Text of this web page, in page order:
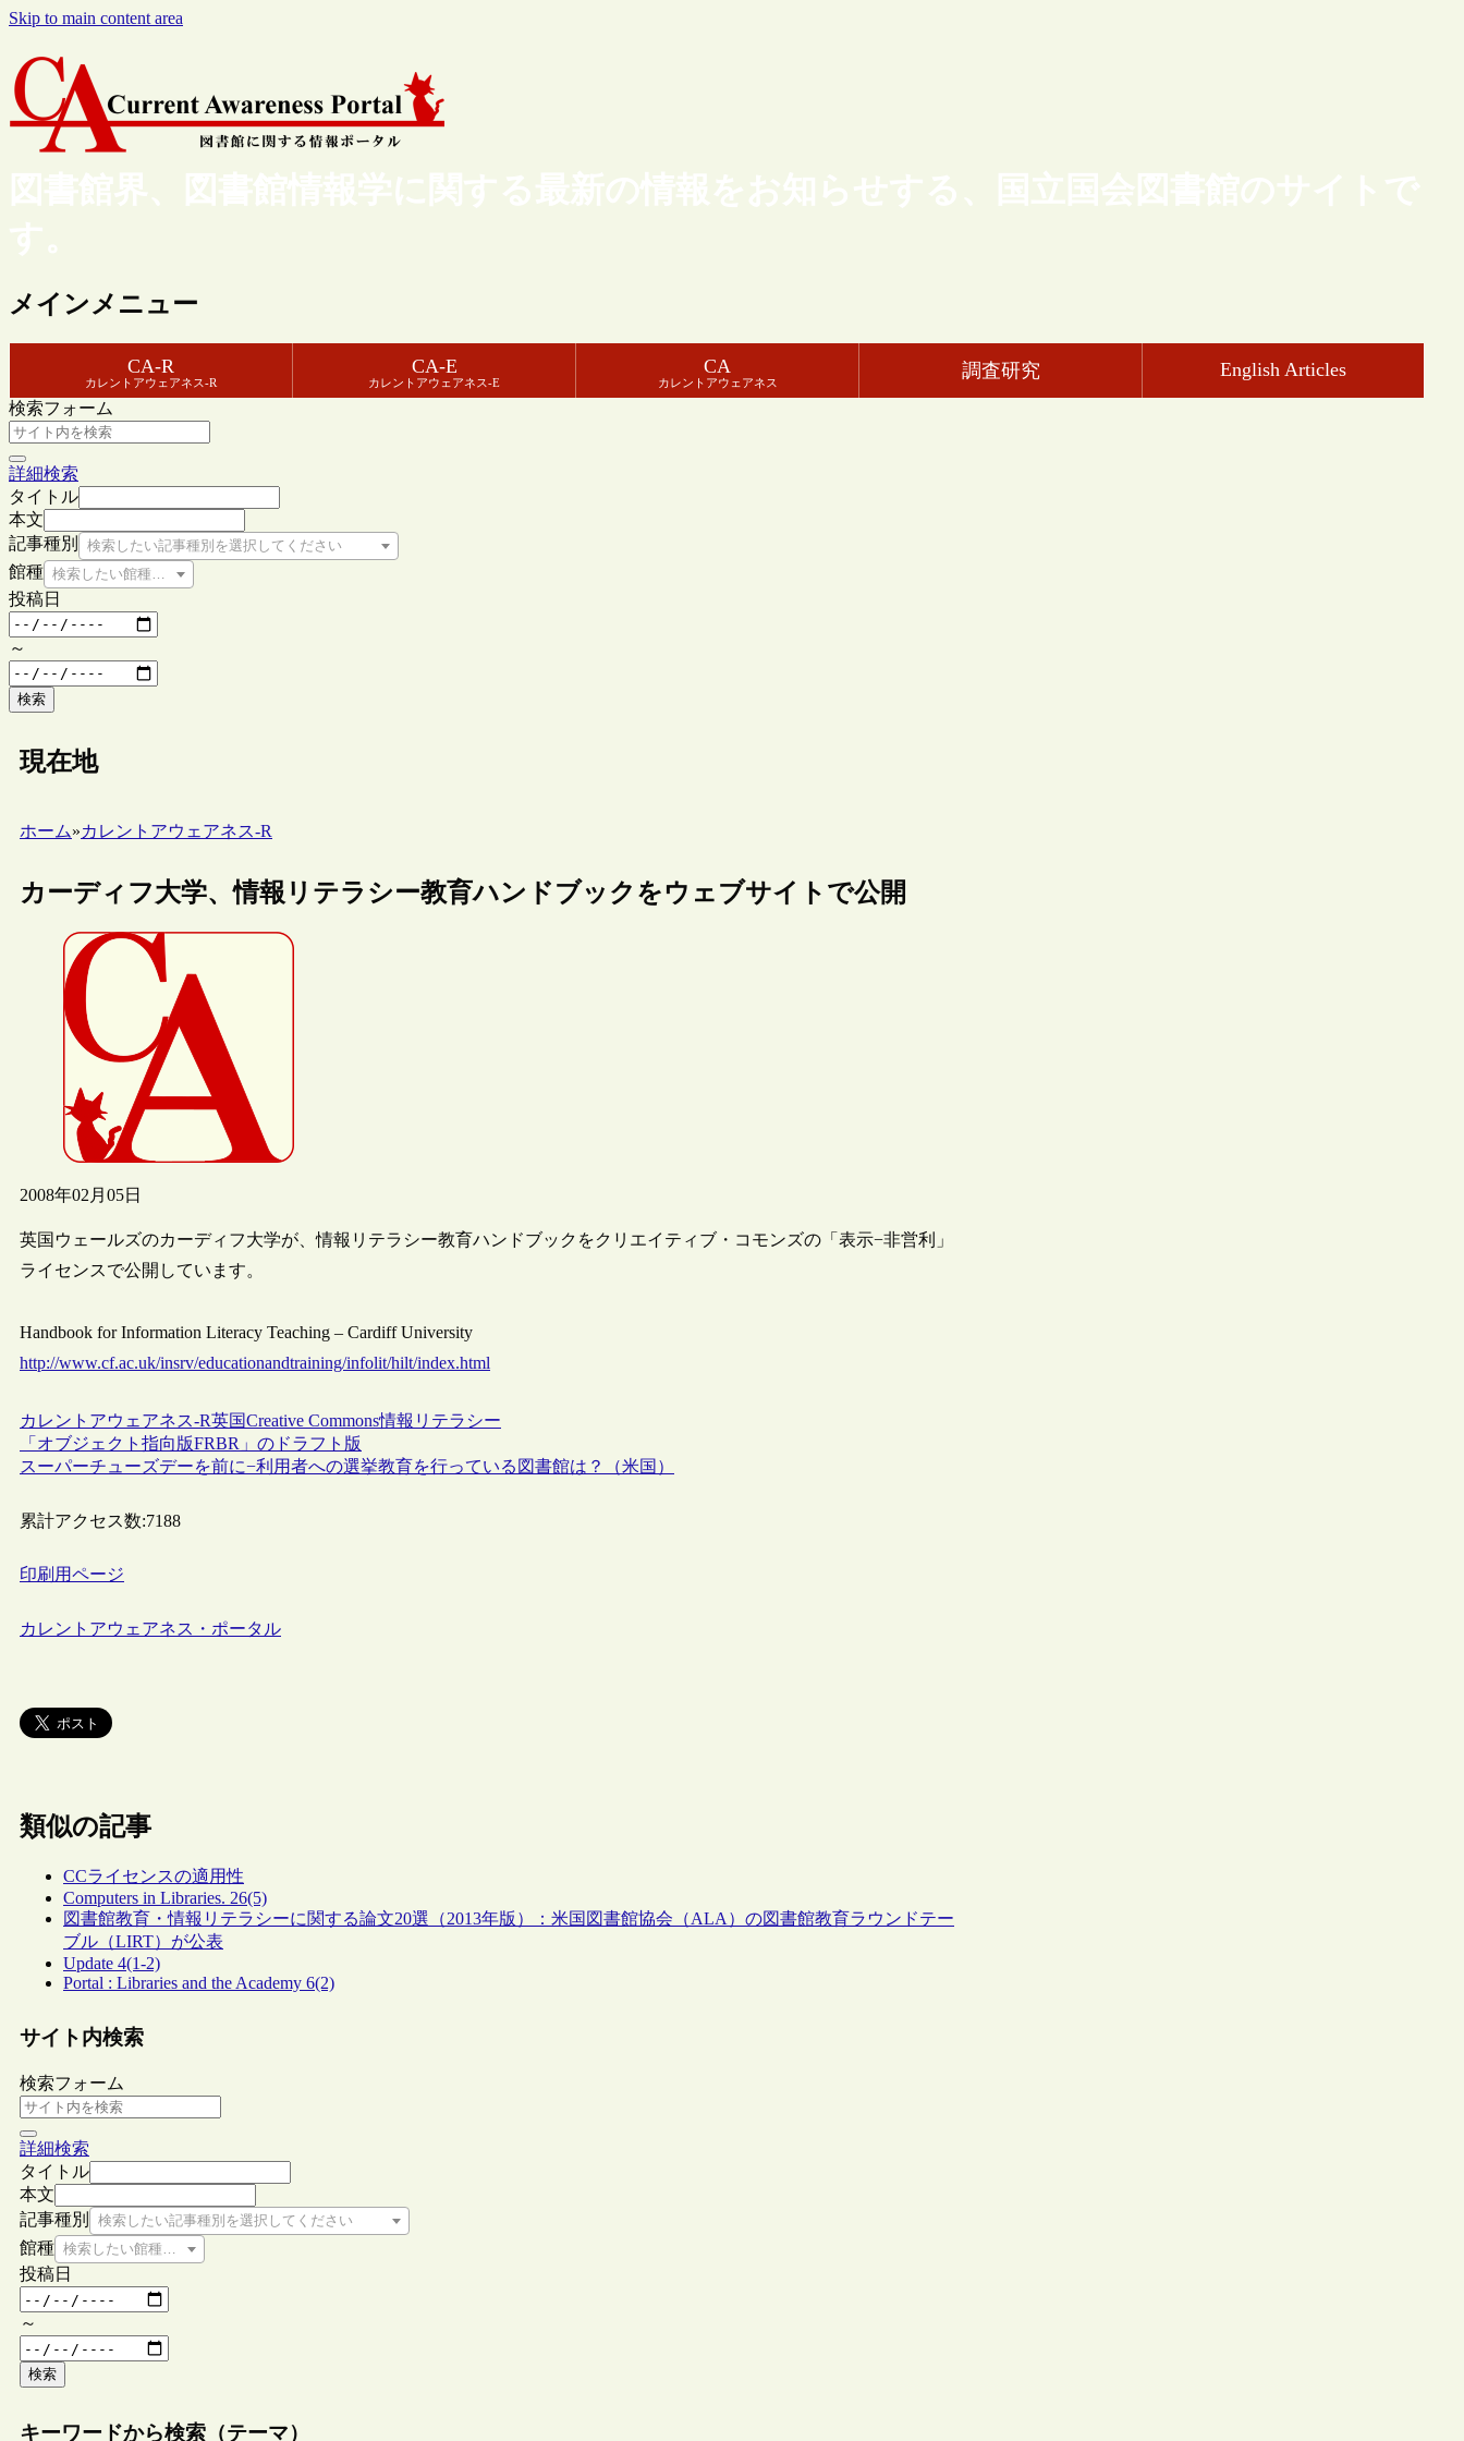
Skip to main content area
図書館界、図書館情報学に関する最新の情報をお知らせする、国立国会図書館のサイトで
す。
メインメニュー
CA-R
カレントアウェアネス-R
CA-E
カレントアウェアネス-E
CA
カレントアウェアネス
調査研究 English Articles
検索フォーム
詳細検索
タイトル
本文
記事種別
検索したい記事種別を選択してください
館種 検索したい館種を選択してください
投稿日
～
検索
現在地
ホーム»カレントアウェアネス-R
カーディフ大学、情報リテラシー教育ハンドブックをウェブサイトで公開
2008年02月05日
英国ウェールズのカーディフ大学が、情報リテラシー教育ハンドブックをクリエイティブ・コモンズの「表示−非営利」
ライセンスで公開しています。
Handbook for Information Literacy Teaching – Cardiff University
http://www.cf.ac.uk/insrv/educationandtraining/infolit/hilt/index.html
カレントアウェアネス-R英国Creative Commons情報リテラシー
「オブジェクト指向版FRBR」のドラフト版
スーパーチューズデーを前に−利用者への選挙教育を行っている図書館は？（米国）
累計アクセス数:7188
印刷用ページ
カレントアウェアネス・ポータル
類似の記事
CCライセンスの適用性
Computers in Libraries. 26(5)
図書館教育・情報リテラシーに関する論文20選（2013年版）：米国図書館協会（ALA）の図書館教育ラウンドテー
ブル（LIRT）が公表
Update 4(1-2)
Portal : Libraries and the Academy 6(2)
サイト内検索
検索フォーム
詳細検索
タイトル
本文
記事種別
検索したい記事種別を選択してください
館種 検索したい館種を選択してください
投稿日
～
検索
キーワードから検索（テーマ）